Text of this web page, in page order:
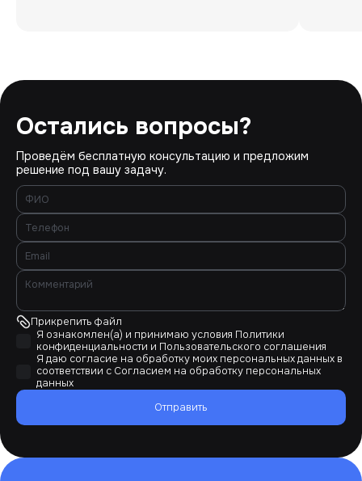
Остались вопросы?
Проведём бесплатную консультацию и предложим
решение под вашу задачу.
Прикрепить файл
Я ознакомлен(а) и принимаю условия Политики
конфиденциальности и Пользовательского соглашения
Я даю согласие на обработку моих персональных данных в
соответствии с Согласием на обработку персональных
данных
Отправить